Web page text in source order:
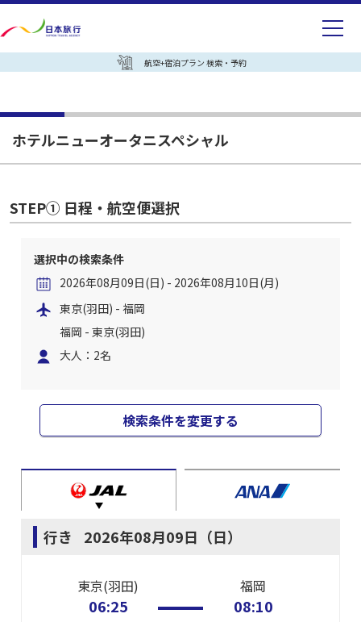
航空+宿泊プラン 検索・予約
ホテルニューオータニスペシャル
STEP① 日程・航空便選択
選択中の検索条件
2026年08月09日(日) - 2026年08月10日(月)
東京(羽田) - 福岡
福岡 - 東京(羽田)
大人：2名
検索条件を変更する
行き 2026年08月09日（日）
東京(羽田)
06:25
福岡
08:10